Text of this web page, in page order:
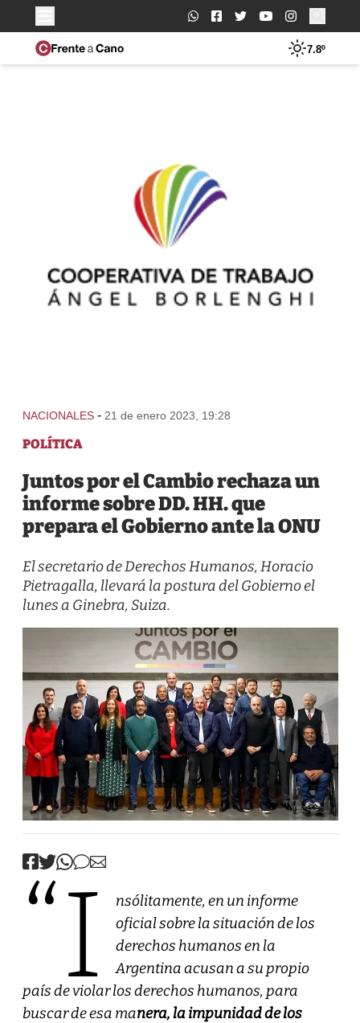
Buscar:
7.8º
NACIONALES - 21 de enero 2023, 19:28
POLÍTICA
Juntos por el Cambio rechaza un
informe sobre DD. HH. que
prepara el Gobierno ante la ONU
El secretario de Derechos Humanos, Horacio
Pietragalla, llevará la postura del Gobierno el
lunes a Ginebra, Suiza.
“I
nsólitamente, en un informe
oficial sobre la situación de los
derechos humanos en la
Argentina acusan a su propio
país de violar los derechos humanos, para
buscar de esa manera, la impunidad de los